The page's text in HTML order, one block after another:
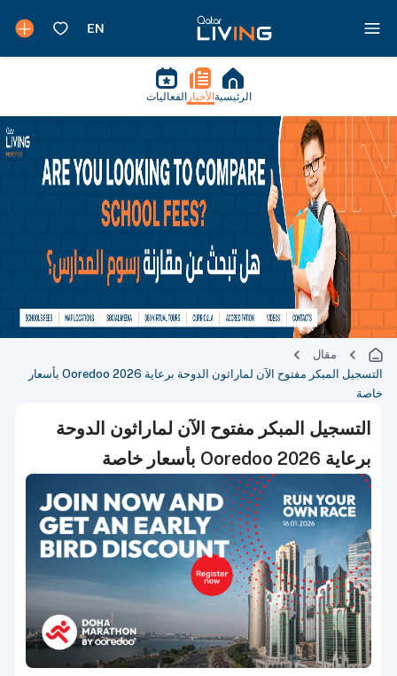
الرئيسية الأخبار الفعاليات
مقال
التسجيل المبكر مفتوح الآن لماراثون الدوحة برعاية Ooredoo 2026 بأسعار
خاصة
التسجيل المبكر مفتوح الآن لماراثون الدوحة
برعاية Ooredoo 2026 بأسعار خاصة